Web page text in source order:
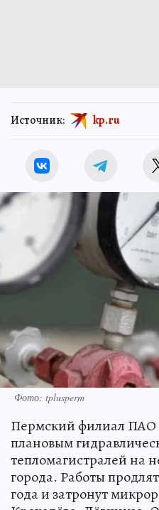
Источник: kp.ru
Фото: tplusperm
Пермский филиал ПАО
плановым
тепломагистралей на
города. Работы
года и затронут